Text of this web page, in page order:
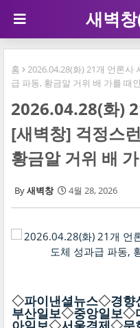
새벽
홈
2026.04.28(화) 21개 언론사
급 파동, 황금알 거위 배 가를 때
2026.04.28(화)
[새벽창] 걱정스
황금알 거위 배
새벽창 4월 28, 2026
◇파이낸셜뉴스◇경향
부산일보◇중앙일보◇